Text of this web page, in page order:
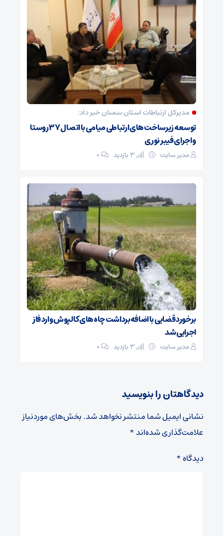
مدیرکل ارتباطات استان سمنان خبر داد:
توسعه زیرساخت‌های ارتباطی میامی با اتصال ۳۷ روستا
و اجرای فیبر نوری
مدیر سایت ۰
برخورد قضایی با اضافه‌برداشت چاه‌های کالپوش وارد فاز
اجرایی شد
مدیر سایت ۰
دیدگاهتان را بنویسید
نشانی ایمیل شما منتشر نخواهد شد.بخش‌های موردنیاز
علامت‌گذاری شده‌اند*
دیدگاه*